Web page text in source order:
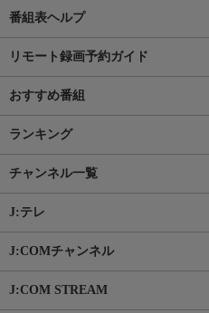
番組表ヘルプ
リモート録画予約ガイド
おすすめ番組
ランキング
チャンネル一覧
J:テレ
J:COMチャンネル
J:COM STREAM